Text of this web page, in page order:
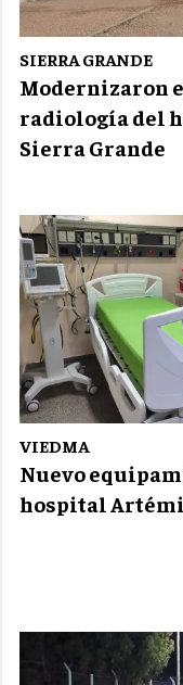
SIERRA GRANDE
Modernizaron
radiología del
Sierra Grande
VIEDMA
Nuevo
hospital